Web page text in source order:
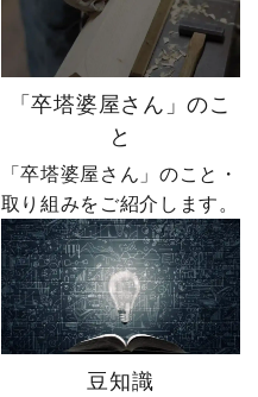
てのネットショップ運
たサイトに待っていたの
は、想像以上の結果でし
た。 そして、その後やじ
社長の運命を大きく変え
る出来事が起こります。
続きは第4話「逆転編」。
ぜひ最後までご覧いただ
き、感想をコメントで教
えてください！ 「いい
ね」「保存」「フォロ
ー」も励みになります。
ーーーーーーーーーーー
ーーーーーー 創業明治15
「卒塔婆屋さん」のこ
と
「卒塔婆屋さん」のこと・
取り組みをご紹介します。
豆知識